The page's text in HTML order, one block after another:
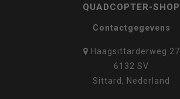
QUADCOPTER-SHOP
Contactgegevens
Haagsittarderweg 27
6132 SV
Sittard, Nederland